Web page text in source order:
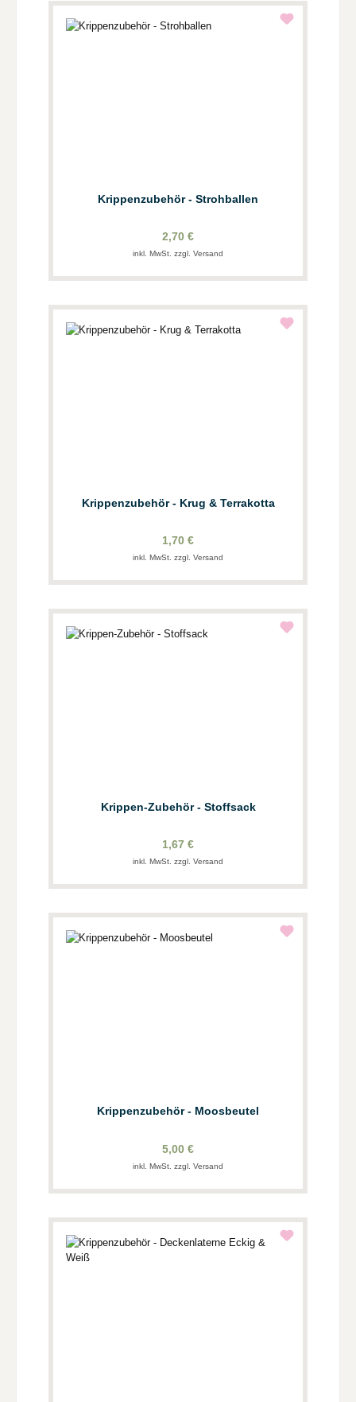
Krippenzubehör - Strohballen
2,70 €
inkl. MwSt. zzgl. Versand
Krippenzubehör - Krug & Terrakotta
1,70 €
inkl. MwSt. zzgl. Versand
Krippen-Zubehör - Stoffsack
1,67 €
inkl. MwSt. zzgl. Versand
Krippenzubehör - Moosbeutel
5,00 €
inkl. MwSt. zzgl. Versand